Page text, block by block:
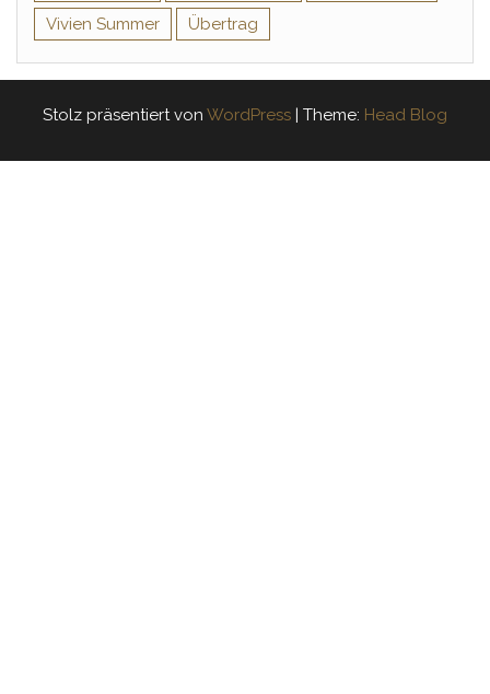
Vivien Summer
Übertrag
Stolz präsentiert von WordPress | Theme: Head Blog